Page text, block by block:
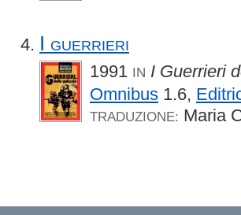
I guerrieri
1991 IN I Guerrieri
Omnibus 1.6,
TRADUZIONE: Maria